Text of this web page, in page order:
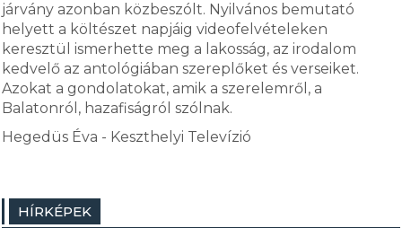
járvány azonban közbeszólt. Nyilvános bemutató
helyett a költészet napjáig videofelvételeken
keresztül ismerhette meg a lakosság, az irodalom
kedvelő az antológiában szereplőket és verseiket.
Azokat a gondolatokat, amik a szerelemről, a
Balatonról, hazafiságról szólnak.
Hegedüs Éva - Keszthelyi Televízió
HÍRKÉPEK